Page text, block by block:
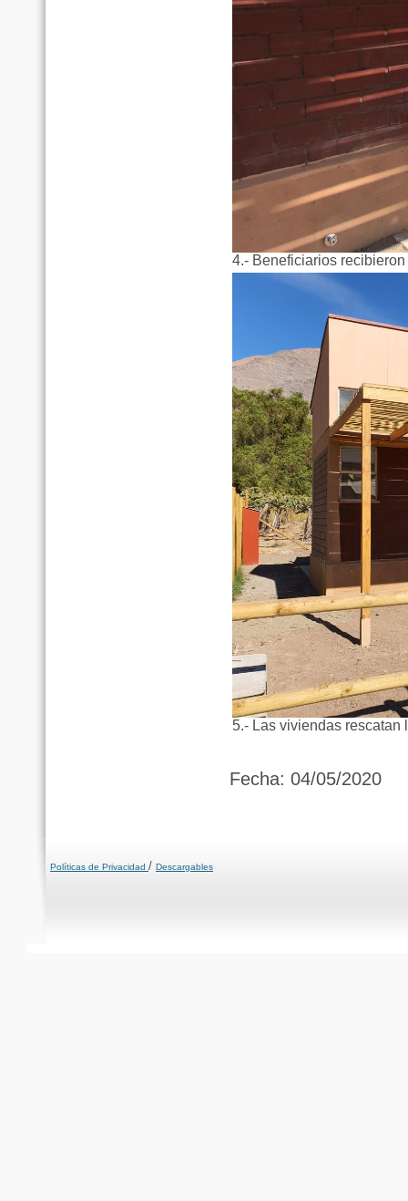
4.- Beneficiarios
5.- Las viviendas rescatan
Fecha: 04/05/2020
Políticas de Privacidad / Descargables